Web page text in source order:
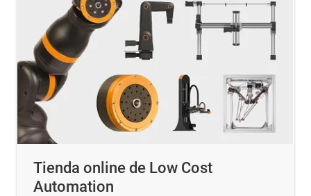
Tienda online de Low Cost
Automation